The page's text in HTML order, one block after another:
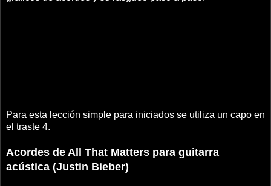
Para esta lección simple para iniciados se utiliza un capo en
el traste 4.
Acordes de All That Matters para guitarra
acústica (Justin Bieber)